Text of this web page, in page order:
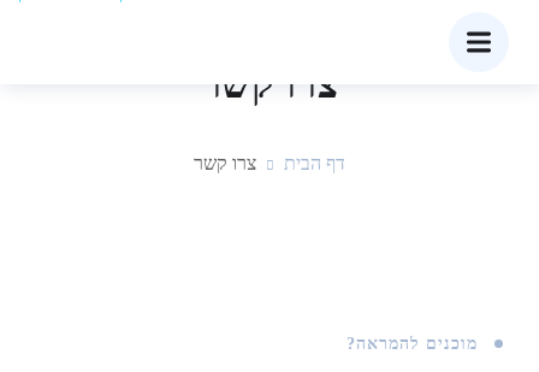
צרו קשר
דף הבית צרו קשר
מוכנים להמראה?